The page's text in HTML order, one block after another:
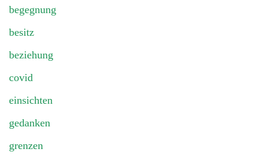
begegnung
besitz
beziehung
covid
einsichten
gedanken
grenzen